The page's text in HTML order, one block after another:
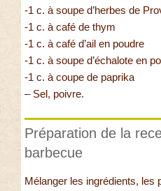
-1 c. à soupe d’herbes de
-1 c. à café de thym
-1 c. à café d’ail en poudre
-1 c. à soupe d’échalote en
-1 c. à coupe de paprika
– Sel, poivre.
Préparation de la
barbecue
Mélanger les ingrédients, les